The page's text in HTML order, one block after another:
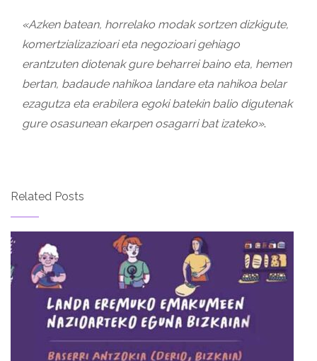
«Azken batean, horrelako modak sortzen dizkigute,
komertzializazioari eta negozioari gehiago
erantzuten diotenak gure beharrei baino eta, hemen
bertan, badaude nahikoa landare eta nahikoa belar
ezagutza eta erabilera egoki batekin balio digutenak
gure osasunean ekarpen osagarri bat izateko».
Related Posts